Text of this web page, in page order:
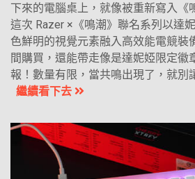
下來的電腦桌上，就像被重新寫入《
這次 Razer ×《鳴潮》聯名系列以達
色鮮明的視覺元素融入高效能電競裝
間購買，還能帶走像是達妮婭限定徽
報！數量有限，當共鳴出現了，就別
繼續看下去